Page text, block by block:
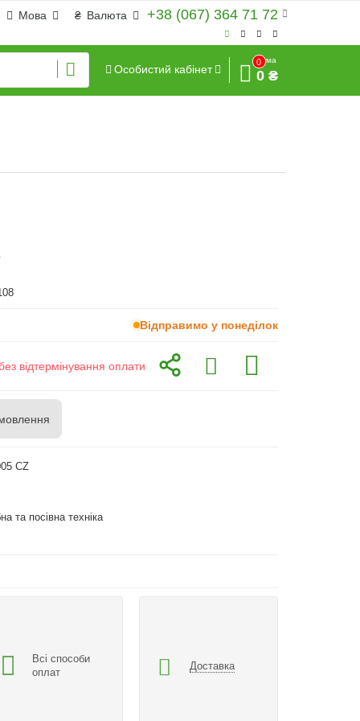
+38 (067) 364 71 72
₴ Валюта
Мова
Особистий кабінет
0
Сума
0 ₴
Відправимо у понеділок
відтермінування оплати
CZ
та посівна техніка
Всі способи
оплат
Доставка